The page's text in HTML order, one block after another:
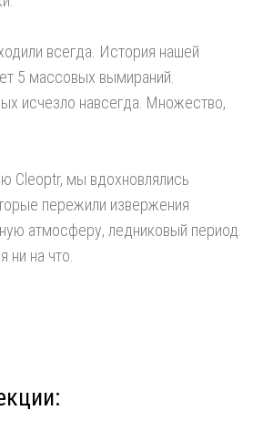
всегда. История нашей
5 массовых вымираний.
исчезло навсегда. Множество,
Cleoptr, мы вдохновлялись
пережили извержения
атмосферу, ледниковый период.
ни на что.